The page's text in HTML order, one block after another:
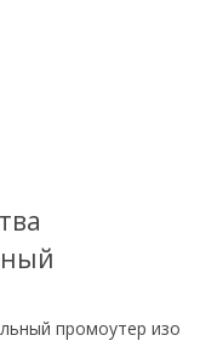
промоутер изо